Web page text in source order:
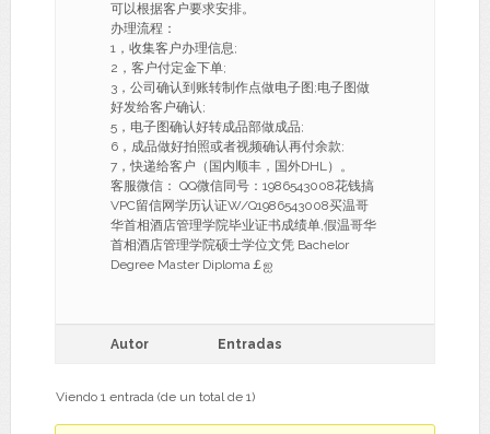
可以根据客户要求安排。
办理流程：
1，收集客户办理信息;
2，客户付定金下单;
3，公司确认到账转制作点做电子图;电子图做
好发给客户确认;
5，电子图确认好转成品部做成品;
6，成品做好拍照或者视频确认再付余款;
7，快递给客户（国内顺丰，国外DHL）。
客服微信： QQ微信同号：1986543008花钱搞
VPC留信网学历认证W/Q1986543008买温哥
华首相酒店管理学院毕业证书成绩单,假温哥华
首相酒店管理学院硕士学位文凭 Bachelor
Degree Master Diploma￡ஐ
Autor Entradas
Viendo 1 entrada (de un total de 1)